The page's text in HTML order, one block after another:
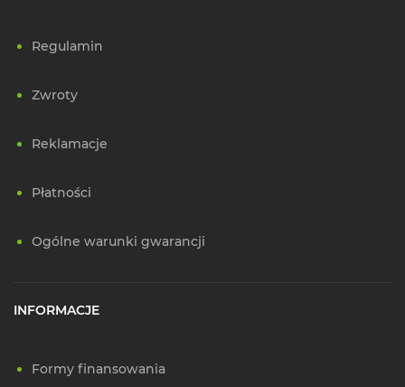
Regulamin
Zwroty
Reklamacje
Płatności
Ogólne warunki gwarancji
INFORMACJE
Formy finansowania